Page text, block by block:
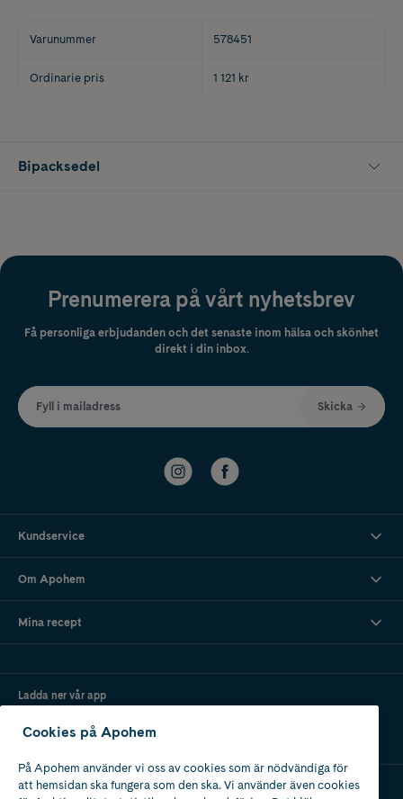
Varunummer 578451
Ordinarie pris 1 121 kr
Bipacksedel
Prenumerera på vårt nyhetsbrev
Få personliga erbjudanden och det senaste inom hälsa och skönhet
direkt i din inbox.
Fyll i mailadress Skicka
Kundservice
Om Apohem
Mina recept
Ladda ner vår app
Cookies på Apohem
På Apohem använder vi oss av cookies som är nödvändiga för
att hemsidan ska fungera som den ska. Vi använder även cookies